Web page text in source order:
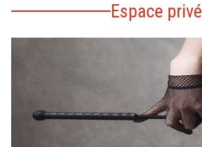
Espace privé